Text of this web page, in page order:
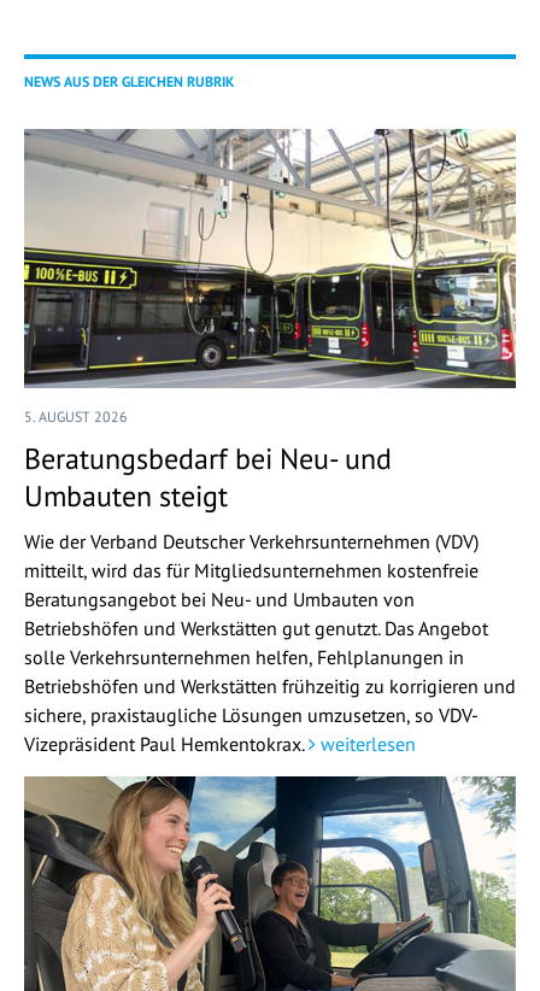
NEWS AUS DER GLEICHEN RUBRIK
5. AUGUST 2026
Beratungsbedarf bei Neu- und
Umbauten steigt
Wie der Verband Deutscher Verkehrsunternehmen (VDV)
mitteilt, wird das für Mitgliedsunternehmen kostenfreie
Beratungsangebot bei Neu- und Umbauten von
Betriebshöfen und Werkstätten gut genutzt. Das Angebot
solle Verkehrsunternehmen helfen, Fehlplanungen in
Betriebshöfen und Werkstätten frühzeitig zu korrigieren und
sichere, praxistaugliche Lösungen umzusetzen, so VDV-
Vizepräsident Paul Hemkentokrax.
weiterlesen